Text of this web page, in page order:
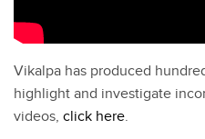
Vikalpa has produced
highlight and investigate
videos, click here.